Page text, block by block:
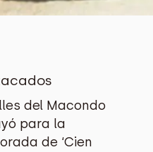
del Macondo
para la
de ‘Cien